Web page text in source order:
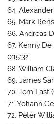
64.
65. Mark
66. Andreas
67. Kenny
0:15:32
68. William
69. James
70. Tom Last
71. Yohann
72. Peter